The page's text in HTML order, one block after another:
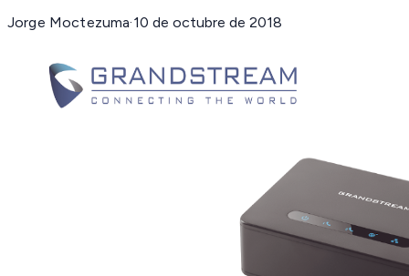
Jorge Moctezuma·10 de octubre de 2018